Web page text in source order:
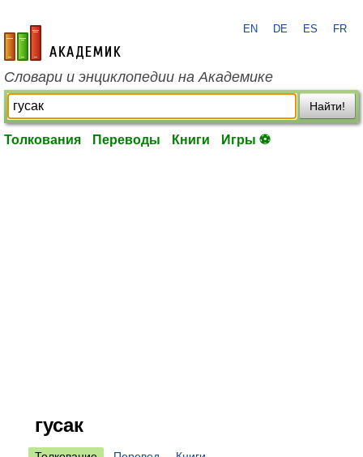
academic.ru
EN DE ES FR
Словари и энциклопедии на Академике
Найти!
Толкования Переводы Книги Игры ⚽
гусак